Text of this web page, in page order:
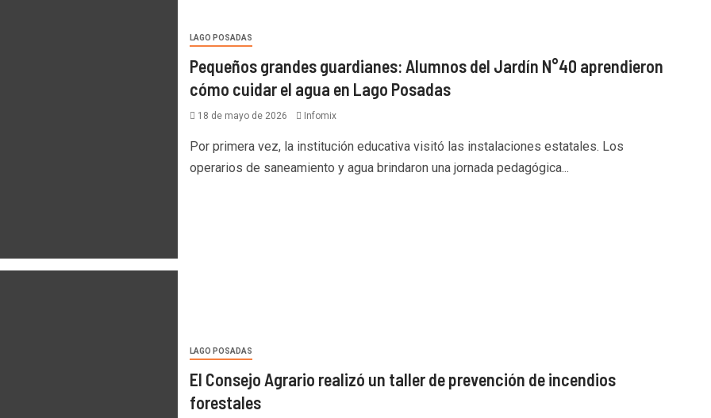
LAGO POSADAS
Pequeños grandes guardianes: Alumnos del Jardín N°40 aprendieron
cómo cuidar el agua en Lago Posadas
18 de mayo de 2026 Infomix
Por primera vez, la institución educativa visitó las instalaciones estatales. Los
operarios de saneamiento y agua brindaron una jornada pedagógica...
LAGO POSADAS
El Consejo Agrario realizó un taller de prevención de incendios
forestales